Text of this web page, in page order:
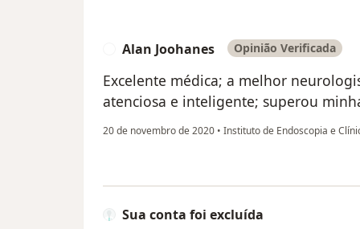
Alan Joohanes Opinião Verificada
Excelente médica; a melhor
atenciosa e inteligente; superou
20 de novembro de 2020 • Instituto de Endoscopia e
Sua conta foi excluída